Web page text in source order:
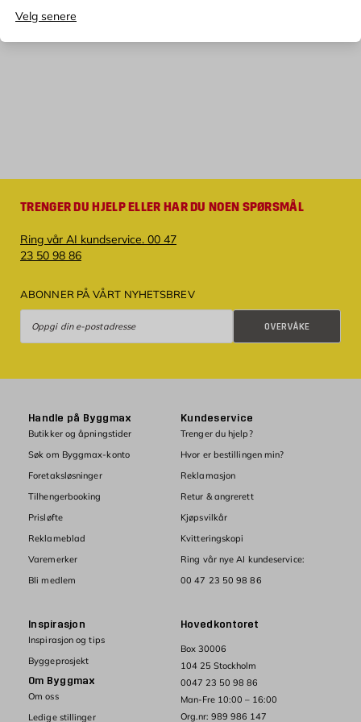
Velg senere
TRENGER DU HJELP ELLER HAR DU NOEN SPØRSMÅL
Ring vår AI kundservice. 00 47
23 50 98 86
ABONNER PÅ VÅRT NYHETSBREV
OVERVÅKE
Hovedkontoret
Box 30006
104 25 Stockholm
0047 23 50 98 86
Man-Fre 10:00 – 16:00
Org.nr: 989 986 147
Handle på Byggmax
Butikker og åpningstider
Søk om Byggmax-konto
Foretaksløsninger
Tilhengerbooking
Prisløfte
Reklameblad
Varemerker
Bli medlem
Kundeservice
Trenger du hjelp?
Hvor er bestillingen min?
Reklamasjon
Retur & angrerett
Kjøpsvilkår
Kvitteringskopi
Ring vår nye AI kundeservice:
00 47 23 50 98 86
Inspirasjon
Inspirasjon og tips
Byggeprosjekt
Om Byggmax
Om oss
Ledige stillinger